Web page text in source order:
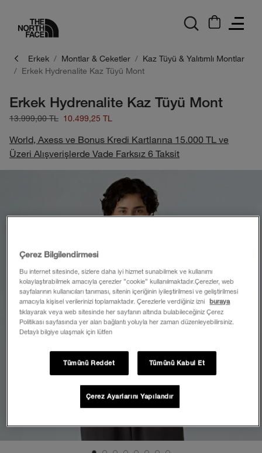
Erkek Montlar & Ceketler
Kaz Tüyü & Yalıtımlı Montlar
Erkek Hydrenalite Kaz Tüyü Mont
Erkek Hydrenalite Kaz Tüyü Mont
10.499,25 TL
13.999,00 TL
World, Axess ve Bonus Kredi Kartlarına 15.000 TL ve
Üzeri Alışverişlerde Vade Farksız 6 Taksit
Çerez Bilgilendirmesi
Bu internet sitesinde, sizlere daha iyi hizmet sunabilmek ve kullanımı
kolaylaştırabilmek amacıyla çerezler ”cookie” kullanılmaktadır.Çerezler, web
sayfalarının kullanıcıları tanıması, sitenin içeriğinin iyileştirilmesi ve geliştirilmesi
amacıyla kişisel verilerinizi toplamaktadır. Çerezlerle verdiğiniz izni
buraya
tıklayarak veya web sitesinde her sayfanın altında bulabileceğiniz Çerez
Politikası sayfasında yer alan bağlantı yoluyla her zaman düzenleyebilirsiniz.
Detaylı bilgiye ulaşmak için lütfen
Tümünü Reddet Tümünü Kabul Et
Çerez Ayarlarını Yapılandır